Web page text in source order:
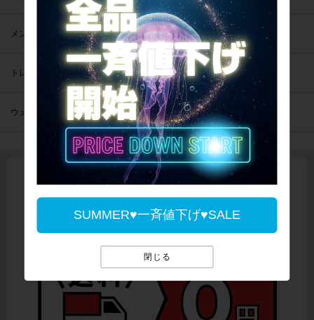
SUMMER♥一斉値下げ♥SALE
閉じる
メンテナンス
トレーニング
ウェア